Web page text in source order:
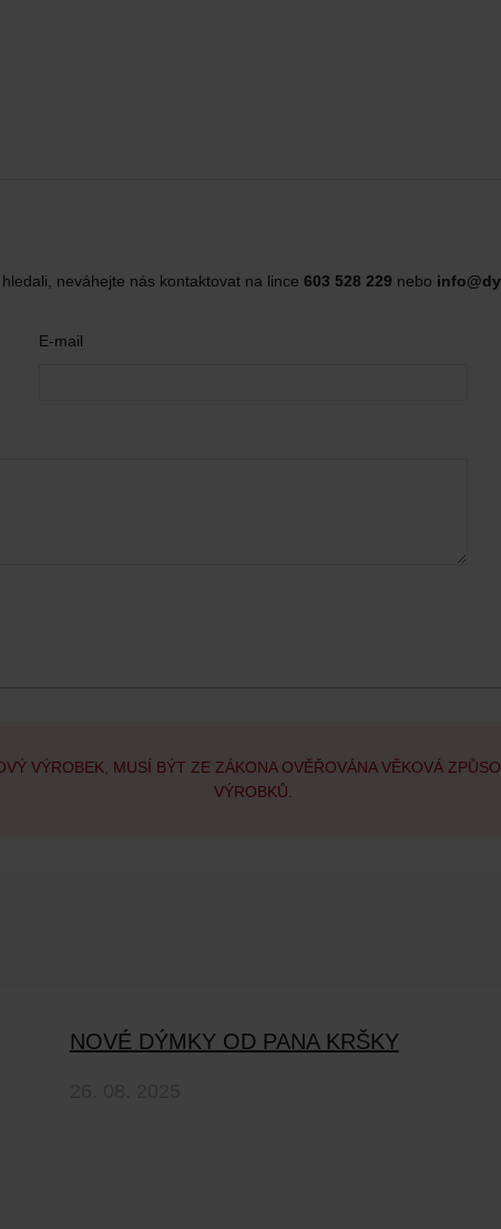
neváhejte nás kontaktovat na lince 603 528 229 nebo
E-mail
VÝROBEK, MUSÍ BÝT ZE ZÁKONA OVĚŘOVÁNA VĚKOVÁ
VÝROBKŮ.
NOVÉ DÝMKY OD PANA KRŠKY